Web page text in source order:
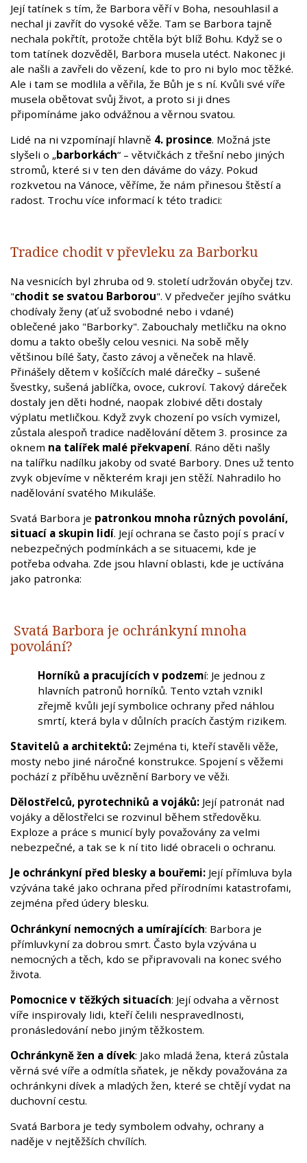
Její tatínek s tím, že Barbora věří v Boha, nesouhlasil a
nechal ji zavřít do vysoké věže. Tam se Barbora tajně
nechala pokřtít, protože chtěla být blíž Bohu. Když se o
tom tatínek dozvěděl, Barbora musela utéct. Nakonec ji
ale našli a zavřeli do vězení, kde to pro ni bylo moc těžké.
Ale i tam se modlila a věřila, že Bůh je s ní. Kvůli své víře
musela obětovat svůj život, a proto si ji dnes
připomínáme jako odvážnou a věrnou svatou.
Lidé na ni vzpomínají hlavně 4. prosince. Možná jste
slyšeli o „barborkách“ – větvičkách z třešní nebo jiných
stromů, které si v ten den dáváme do vázy. Pokud
rozkvetou na Vánoce, věříme, že nám přinesou štěstí a
radost. Trochu více informací k této tradici:
Tradice chodit v převleku za Barborku
Na vesnicích byl zhruba od 9. století udržován obyčej tzv.
"chodit se svatou Barborou". V předvečer jejího svátku
chodívaly ženy (ať už svobodné nebo i vdané)
oblečené jako "Barborky". Zabouchaly metličku na okno
domu a takto obešly celou vesnici. Na sobě měly
většinou bílé šaty, často závoj a věneček na hlavě.
Přinášely dětem v košíčcích malé dárečky – sušené
švestky, sušená jablíčka, ovoce, cukroví. Takový dáreček
dostaly jen děti hodné, naopak zlobivé děti dostaly
výplatu metličkou. Když zvyk chození po vsích vymizel,
zůstala alespoň tradice nadělování dětem 3. prosince za
oknem na talířek malé překvapení. Ráno děti našly
na talířku nadílku jakoby od svaté Barbory. Dnes už tento
zvyk objevíme v některém kraji jen stěží. Nahradilo ho
nadělování svatého Mikuláše.
Svatá Barbora je patronkou mnoha různých povolání,
situací a skupin lidí. Její ochrana se často pojí s prací v
nebezpečných podmínkách a se situacemi, kde je
potřeba odvaha. Zde jsou hlavní oblasti, kde je uctívána
jako patronka:
Svatá Barbora je ochránkyní mnoha
povolání?
Horníků a pracujících v podzemí: Je jednou z
hlavních patronů horníků. Tento vztah vznikl
zřejmě kvůli její symbolice ochrany před náhlou
smrtí, která byla v důlních pracích častým rizikem.
Stavitelů a architektů: Zejména ti, kteří stavěli věže,
mosty nebo jiné náročné konstrukce. Spojení s věžemi
pochází z příběhu uvěznění Barbory ve věži.
Dělostřelců, pyrotechniků a vojáků: Její patronát nad
vojáky a dělostřelci se rozvinul během středověku.
Exploze a práce s municí byly považovány za velmi
nebezpečné, a tak se k ní tito lidé obraceli o ochranu.
Je ochránkyní před blesky a bouřemi: Její přímluva byla
vzývána také jako ochrana před přírodními katastrofami,
zejména před údery blesku.
Ochránkyní nemocných a umírajících: Barbora je
přímluvkyní za dobrou smrt. Často byla vzývána u
nemocných a těch, kdo se připravovali na konec svého
života.
Pomocnice v těžkých situacích: Její odvaha a věrnost
víře inspirovaly lidi, kteří čelili nespravedlnosti,
pronásledování nebo jiným těžkostem.
Ochránkyně žen a dívek: Jako mladá žena, která zůstala
věrná své víře a odmítla sňatek, je někdy považována za
ochránkyni dívek a mladých žen, které se chtějí vydat na
duchovní cestu.
Svatá Barbora je tedy symbolem odvahy, ochrany a
naděje v nejtěžších chvílích.